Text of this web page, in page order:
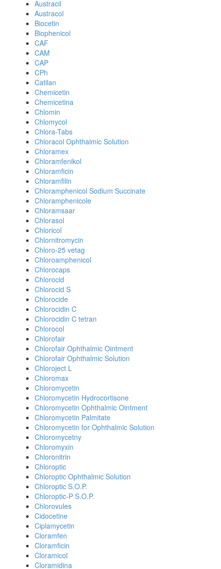
Austracil
Austracol
Biocetin
Biophenicol
CAF
CAM
CAP
CPh
Catilan
Chemicetin
Chemicetina
Chlomin
Chlomycol
Chlora-Tabs
Chloracol Ophthalmic Solution
Chloramex
Chloramfenikol
Chloramficin
Chloramfilin
Chloramphenicol Sodium Succinate
Chloramphenicole
Chloramsaar
Chlorasol
Chloricol
Chlornitromycin
Chloro-25 vetag
Chloroamphenicol
Chlorocaps
Chlorocid
Chlorocid S
Chlorocide
Chlorocidin C
Chlorocidin C tetran
Chlorocol
Chlorofair
Chlorofair Ophthalmic Ointment
Chlorofair Ophthalmic Solution
Chloroject L
Chloromax
Chloromycetin
Chloromycetin Hydrocortisone
Chloromycetin Ophthalmic Ointment
Chloromycetin Palmitate
Chloromycetin for Ophthalmic Solution
Chloromycetny
Chloromyxin
Chloronitrin
Chloroptic
Chloroptic Ophthalmic Solution
Chloroptic S.O.P.
Chloroptic-P S.O.P.
Chlorovules
Cidocetine
Ciplamycetin
Cloramfen
Cloramficin
Cloramicol
Cloramidina